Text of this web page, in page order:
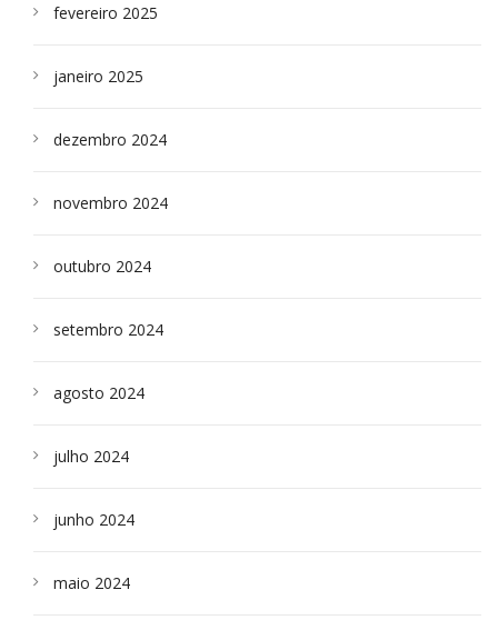
fevereiro 2025
janeiro 2025
dezembro 2024
novembro 2024
outubro 2024
setembro 2024
agosto 2024
julho 2024
junho 2024
maio 2024